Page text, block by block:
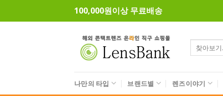
100,000원이상 무료배송
색:
나만의 타입 브랜드별 렌즈이야기